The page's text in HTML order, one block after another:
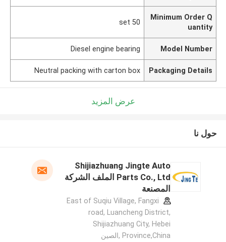
Minimum Order Q
uantity
50 set
Model Number
Diesel engine bearing
Packaging Details
Neutral packing with carton box
عرض المزيد
حول نا
Shijiazhuang Jingte Auto
Parts Co., Ltd الملف الشركة
المصنعة
East of Suqiu Village, Fangxi
road, Luancheng District,
Shijiazhuang City, Hebei
Province,China ,الصين